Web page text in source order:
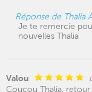
Réponse de Thalia
Je te remercie
nouvelles Thalia
Valou
Coucou Thalia,